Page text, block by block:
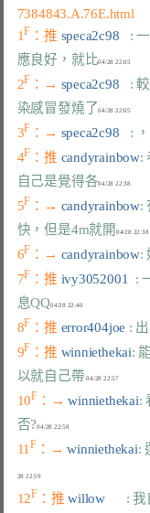
7384843.A.76E.html
1F ：推 speca2c98 :
應良好，就比
04/28 22:05
2F ：→ speca2c98 :
染感冒發燒了
04/28 22:05
3F ：→ speca2c98 :
4F ：推 candyrainbow:
自己是覺得各
04/28 22:38
5F ：→ candyrainbow:
快，但是4m就開
04/28 22:38
6F ：→ candyrainbow:
7F ：推 ivy3052001 :
息QQ
04/28 22:40
8F ：推 error404joe :
9F ：推 winniethekai:
以就自己帶
04/28 22:57
10F ：→ winniethekai:
否?
04/28 22:58
11F ：→ winniethekai:
28 22:59
12F ：推 willow :